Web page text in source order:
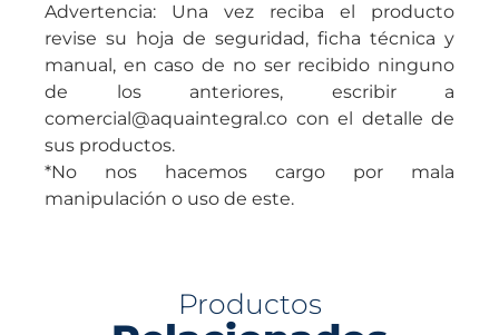
Advertencia: Una vez reciba el producto
revise su hoja de seguridad, ficha técnica y
manual, en caso de no ser recibido ninguno
de los anteriores, escribir a
comercial@aquaintegral.co con el detalle de
sus productos.
*No nos hacemos cargo por mala
manipulación o uso de este.
Productos